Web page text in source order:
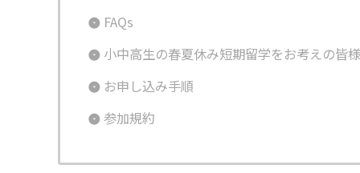
FAQs
小中高生の春夏休み短期留学をお考えの皆
お申し込み手順
参加規約